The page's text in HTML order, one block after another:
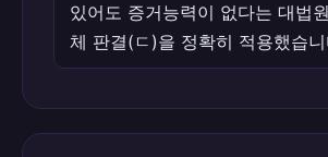
있어도 증거능력이 없다는 대법
체 판결(ㄷ)을 정확히 적용했습니